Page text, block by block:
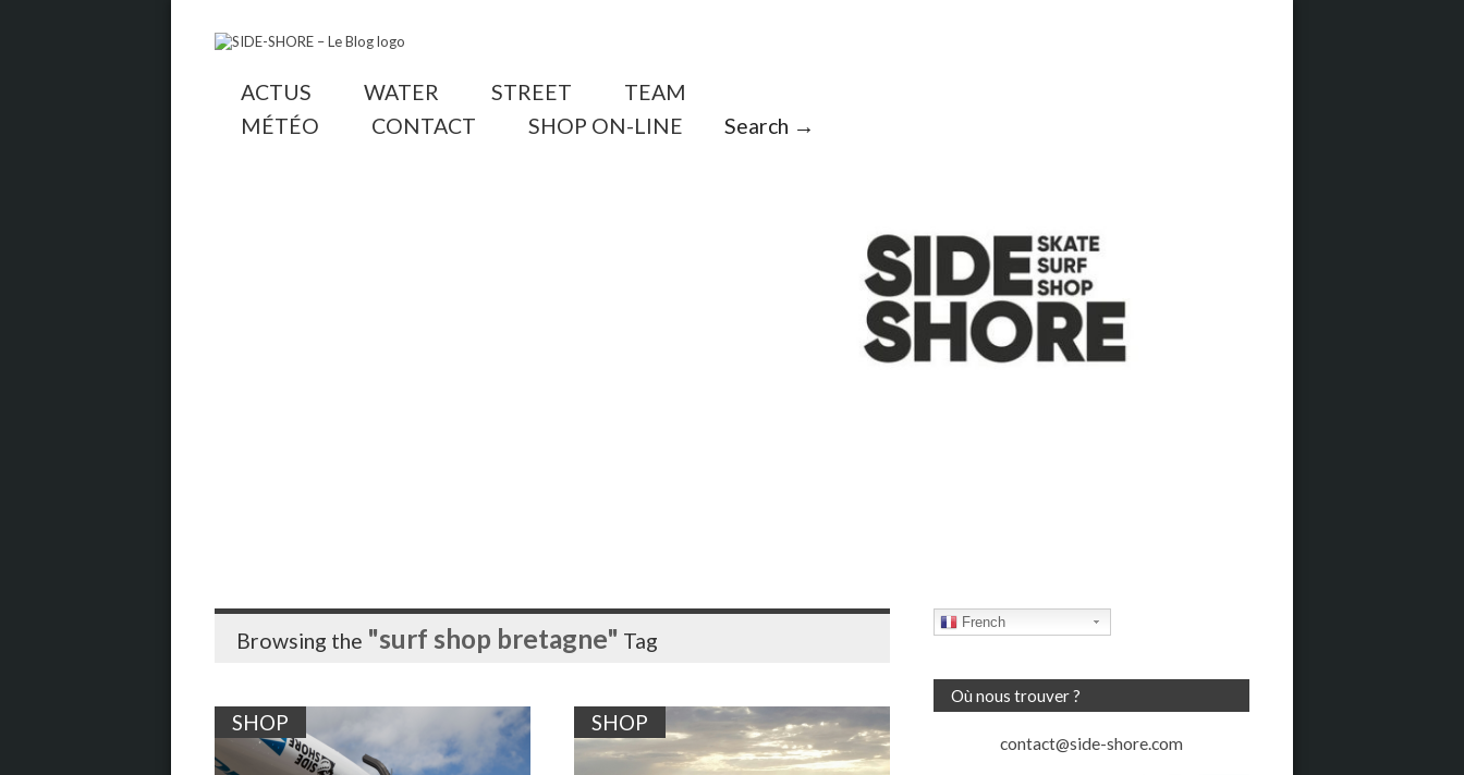
ACTUS WATER STREET
TEAM
MÉTÉO
CONTACT SHOP ON-LINE Search →
Browsing the "surf shop bretagne" Tag
SHOP SHOP
French
Où nous trouver ?
contact@side-shore.com